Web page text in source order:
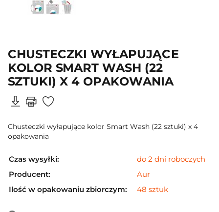
CHUSTECZKI WYŁAPUJĄCE
KOLOR SMART WASH (22
SZTUKI) X 4 OPAKOWANIA
Chusteczki wyłapujące kolor Smart Wash (22 sztuki) x 4
opakowania
Czas wysyłki:
do 2 dni roboczych
Producent:
Aur
Ilość w opakowaniu zbiorczym:
48 sztuk